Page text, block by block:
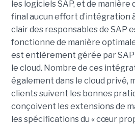
les logiciels SAP, et de manière
final aucun effort d’intégration
clair des responsables de SAP
fonctionne de manière
est entièrement gérée par
le cloud. Nombre de ces
également dans le cloud privé,
clients suivent les bonnes
conçoivent les extensions de
les spécifications du « cœur